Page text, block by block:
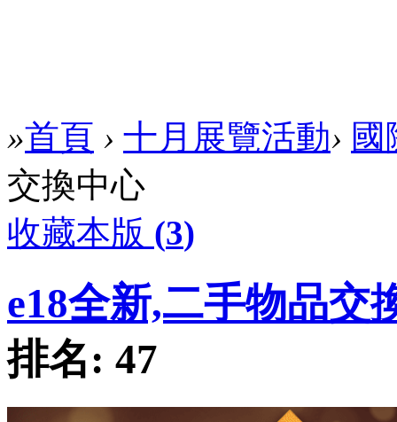
»首頁 › 十月展覽活動› 國
交換中心
收藏本版 (3)
e18全新,二手物品交
排名: 47